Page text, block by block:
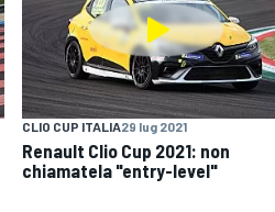
CLIO CUP ITALIA29 lug 2021
Renault Clio Cup 2021: non
chiamatela "entry-level"